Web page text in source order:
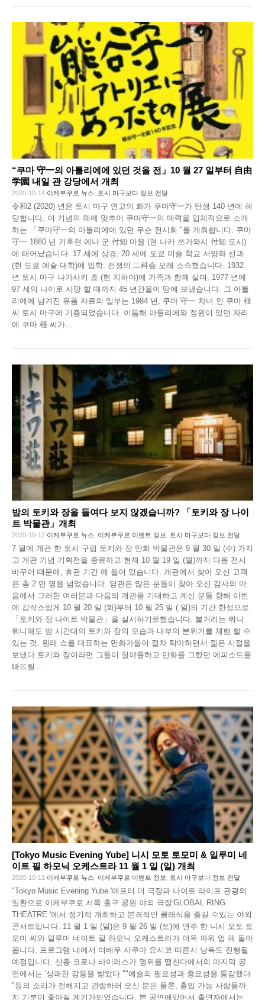
“쿠마 守一의 아틀리에에 있던 것을 전」10 월 27 일부터 自由
学園 내일 관 강당에서 개최
2020-10-14 이케부쿠로 뉴스 토시 마구보다 정보 전달
令和2 (2020) 년은 토시 마구 연고의 화가 쿠마守一가 탄생 140 년에 해
당합니다. 이 기념의 해에 맞추어 쿠마守一의 매력을 입체적으로 소개
하는 「쿠마守一의 아틀리에에 있던 무슨 전시회 "를 개최합니다. 쿠마
守一 1880 년 기후현 에나 군 付知 마을 (현 나카 쓰가와시 付知 도시)
에 태어났습니다. 17 세에 상경, 20 세에 도쿄 미술 학교 서양화 선과
(현 도쿄 예술 대학)에 입학. 전쟁의 二科会 오래 소속했습니다. 1932
년 토시 마구 나가사키 쵸 (현 치하야)에 가족과 함께 살며, 1977 년에
97 세의 나이로 사망 할 때까지 45 년간을이 땅에 보냈습니다. 그 아틀
리에에 남겨진 유품 자료의 일부는 1984 년, 쿠마 守一 차녀 인 쿠마 榧
씨 토시 마구에 기증되었습니다. 이듬해 아틀리에와 정원이 있던 자리
에 쿠마 榧 씨가
밤의 토키와 장을 들여다 보지 않겠습니까? 「토키와 장 나이
트 박물관」개최
2020-10-12 이케부쿠로 뉴스 이케부쿠로 이벤트 정보 토시 마구보다 정보 전달
7 월에 개관 한 토시 구립 토키와 장 만화 박물관은 9 월 30 일 (수) 가지
고 개관 기념 기획전을 종료하고 현재 10 월 19 일 (월)까지 다음 전시
바꾸어 때문에, 휴관 기간 에 들어 있습니다. 개관에서 찾아 오신 고객
은 총 2 만 명을 넘었습니다. 당관은 많은 분들이 찾아 오신 감사의 마
음에서 그러한 여러분과 다음의 개관을 기대하고 계신 분들 향해 이번
에 갑작스럽게 10 월 20 일 (화)부터 10 월 25 일 ( 일)의 기간 한정으로
「토키와 장 나이트 박물관」을 실시하기로했습니다. 볼거리는 뭐니
뭐니해도 밤 시간대의 토키와 장의 모습과 내부의 분위기를 체험 할 수
있는 것. 원래 쇼를 대표하는 만화가들이 절차 탁마하면서 젊은 시절을
보냈다 토키와 장이라면 그들이 철야를하고 만화를 그렸던 에피소드를
빠뜨릴 …
[Tokyo Music Evening Yube] 니시 모토 토모미 & 일루미 네
이트 필 하모닉 오케스트라 11 월 1 일 (일) 개최
2020-10-11 이케부쿠로 뉴스 이케부쿠로 이벤트 정보 토시 마구보다 정보 전달
"Tokyo Music Evening Yube '애프터 더 극장과 나이트 라이프 관광의
일환으로 이케부쿠로 서쪽 출구 공원 야외 극장'GLOBAL RING
THEATRE '에서 정기적 개최하고 본격적인 클래식을 즐길 수있는 야외
콘서트입니다. 11 월 1 일 (일)은 9 월 26 일 (토)에 연주 한 니시 모토 토
모미 씨와 일루미 네이트 필 하모닉 오케스트라가 더욱 파워 업 해 돌아
옵니다. 프로그램 내에서 여배우 사쿠마 요시코 따른시 낭독도 진행될
예정입니다. 신종 코로나 바이러스가 맹위를 떨친다에서의 마지막 공
연에서는 '상쾌한 감동을 받았다 ""예술의 필요성과 중요성을 통감했다
"등의 소리가 전해지고 관람하러 오신 분은 물론, 출입 가능 사람들까
지 기분이 좋아질 계기가되었습니다. 본 공연에있어서 출연자에서는